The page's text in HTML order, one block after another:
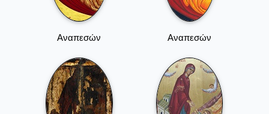
Αναπεσών Αναπεσών